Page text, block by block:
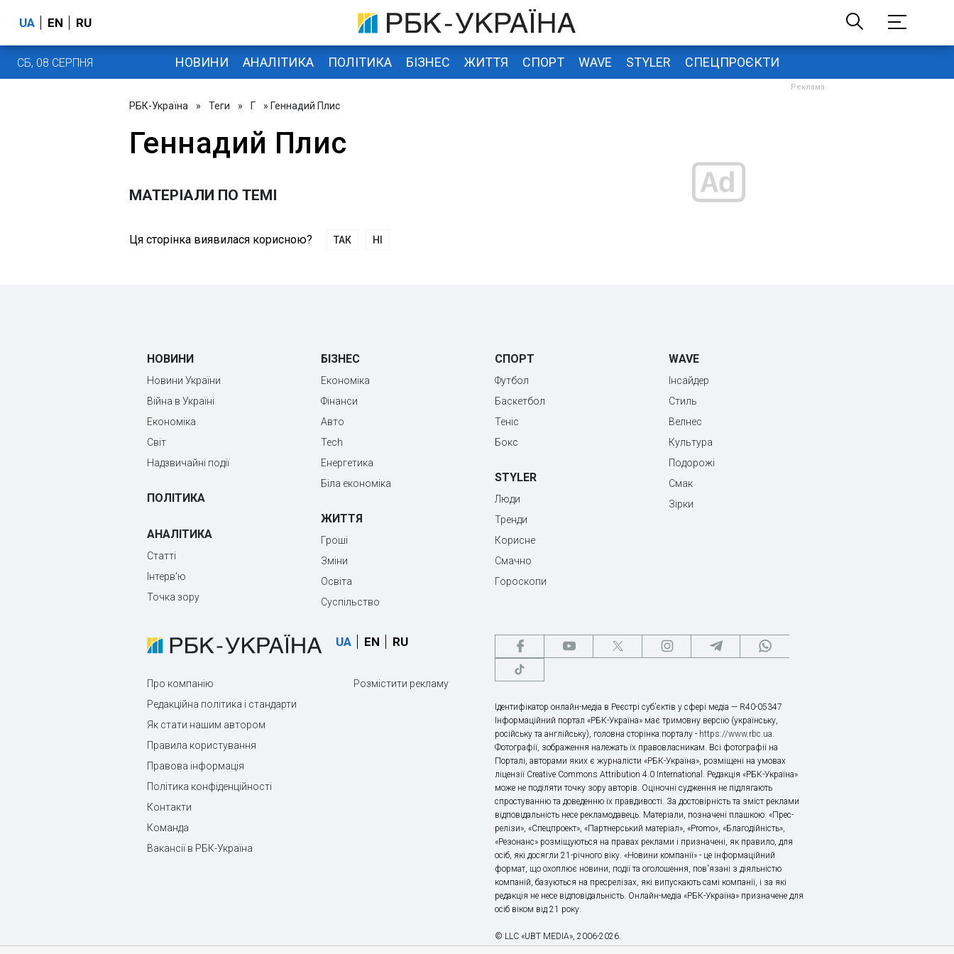
UA EN RU
СБ, 08 СЕРПНЯ НОВИНИ АНАЛІТИКА ПОЛІТИКА БІЗНЕС ЖИТТЯ СПОРТ WAVE STYLER СПЕЦПРОЄКТИ
РБК-Україна » Теги » Г » Геннадий Плис
Геннадий Плис
МАТЕРІАЛИ ПО ТЕМІ
Ця сторінка виявилася корисною? ТАК НІ
НОВИНИ
Новини України
Війна в Україні
Економіка
Світ
Надзвичайні події
ПОЛІТИКА
АНАЛІТИКА
Статті
Інтерв'ю
Точка зору
БІЗНЕС
Економіка
Фінанси
Авто
Tech
Енергетика
Біла економіка
ЖИТТЯ
Гроші
Зміни
Освіта
Суспільство
СПОРТ
Футбол
Баскетбол
Теніс
Бокс
STYLER
Люди
Тренди
Корисне
Смачно
Гороскопи
WAVE
Інсайдер
Стиль
Велнес
Культура
Подорожі
Смак
Зірки
UA EN RU
Про компанію
Редакційна політика і стандарти
Як стати нашим автором
Правила користування
Правова інформація
Політика конфіденційності
Контакти
Команда
Вакансії в РБК-Україна
Розмістити рекламу
Ідентифікатор онлайн-медіа в Реєстрі суб’єктів у сфері медіа — R40-05347
Інформаційний портал «РБК-Україна» має тримовну версію (українську,
російську та англійську), головна сторінка порталу - https://www.rbc.ua.
Фотографії, зображення належать їх правовласникам. Всі фотографії на
Порталі, авторами яких є журналісти «РБК-Україна», розміщені на умовах
ліцензії Creative Commons Attribution 4.0 International. Редакція «РБК-Україна»
може не поділяти точку зору авторів. Оціночні судження не підлягають
спростуванню та доведенню їх правдивості. За достовірність та зміст реклами
відповідальність несе рекламодавець. Матеріали, позначені плашкою: «Прес-
релізи», «Спецпроект», «Партнерський матеріал», «Promo», «Благодійність»,
«Резонанс» розміщуються на правах реклами і призначені, як правило, для
осіб, які досягли 21-річного віку. «Новини компанії» - це інформаційний
формат, що охоплює новини, події та оголошення, пов'язані з діяльністю
компаній, базуються на пресрелізах, які випускають самі компанії, і за які
редакція не несе відповідальність. Онлайн-медіа «РБК-Україна» призначене для
осіб віком від 21 року.
© LLC «UBT MEDIA», 2006-2026.